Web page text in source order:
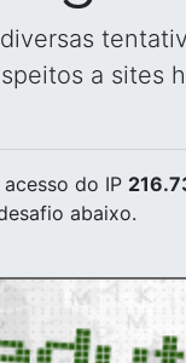
a sites
do IP
abaixo.